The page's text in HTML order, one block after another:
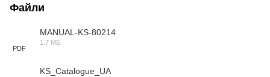
Файли
PDF
MANUAL-KS-80214
1.7 МБ
KS_Catalogue_UA